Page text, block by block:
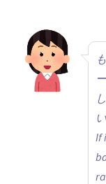
If